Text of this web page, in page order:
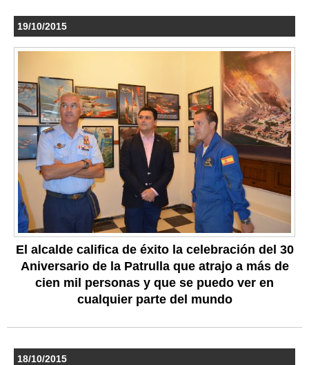
19/10/2015
El alcalde califica de éxito la celebración del 30
Aniversario de la Patrulla que atrajo a más de
cien mil personas y que se puedo ver en
cualquier parte del mundo
18/10/2015